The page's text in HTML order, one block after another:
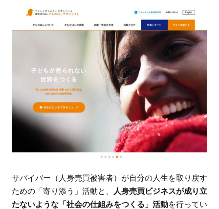
聞い
先の
団体
一覧
はど
こで
確認
でき
の？
5
まと
サバイバー（人身売買被害者）が自分の人生を取り戻す
ための「寄り添う」活動と、
人身売買ビジネスが成り立
たないような「社会の仕組みをつくる」活動を行ってい